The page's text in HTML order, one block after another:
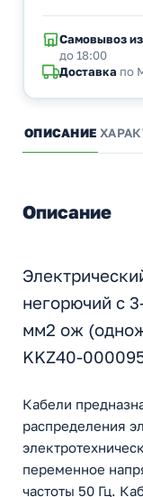
Самовывоз
до 18:00
Доставка по
ОПИСАНИЕ
Описание
негорючий с
мм2 ож
KKZ40-
Кабели
распределения
переменное
частоты 50 Гц.